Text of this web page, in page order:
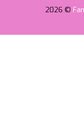
2026 ©